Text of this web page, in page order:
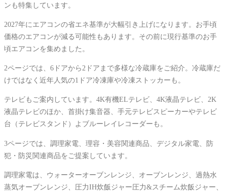
ンも特集しています。
2027年にエアコンの省エネ基準が大幅引き上げになります。お手頃
価格のエアコンが減る可能性もあります。その前に現行基準のお手
頃エアコンを集めました。
2ページでは、6ドアから2ドアまで多様な冷蔵庫をご紹介。冷蔵庫だ
けではなく近年人気の1ドア冷凍庫や冷凍ストッカーも。
テレビもご案内しています。4K有機ELテレビ、4K液晶テレビ、2K
液晶テレビのほか、首掛け集音器、手元テレビスピーカーやテレビ
台（テレビスタンド）よブルーレイレコーダーも。
3ページでは、調理家電、理容・美容関連商品、デジタル家電、防
犯・防災関連商品をご提案しています。
調理家電は、ウォーターオーブンレンジ、オーブンレンジ、過熱水
蒸気オーブンレンジ、圧力IH炊飯ジャー圧力&スチーム炊飯ジャー、